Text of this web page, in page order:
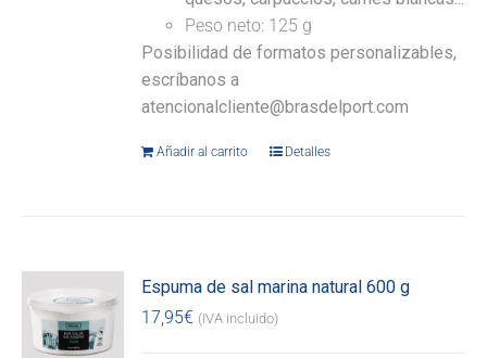
Peso neto: 125 g
Posibilidad de formatos personalizables,
escríbanos a
atencionalcliente@brasdelport.com
Añadir al carrito Detalles
Espuma de sal marina natural 600 g
17,95€ (IVA incluido)